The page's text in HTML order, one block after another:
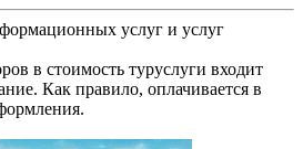
услуг и услуг
в стоимость туруслуги входит
Как правило, оплачивается в